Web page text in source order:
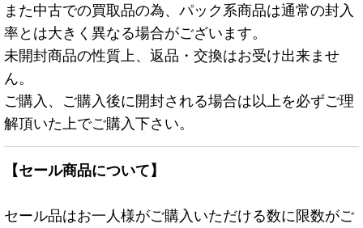
また中古での買取品の為、パック系商品は通常の封入
率とは大きく異なる場合がございます。
未開封商品の性質上、返品・交換はお受け出来ませ
ん。
ご購入、ご購入後に開封される場合は以上を必ずご理
解頂いた上でご購入下さい。
【セール商品について】
セール品はお一人様がご購入いただける数に限数がご